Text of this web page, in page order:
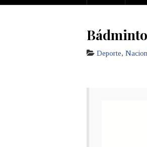
Deporte,